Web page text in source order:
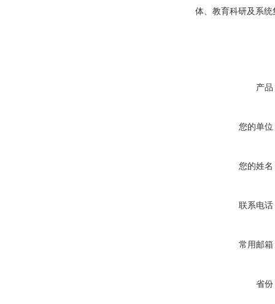
体、教育科研及系
产品
您的单位
您的姓名
联系电话
常用邮箱
省份